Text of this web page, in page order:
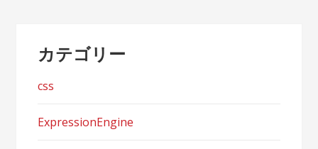
カテゴリー
css
ExpressionEngine